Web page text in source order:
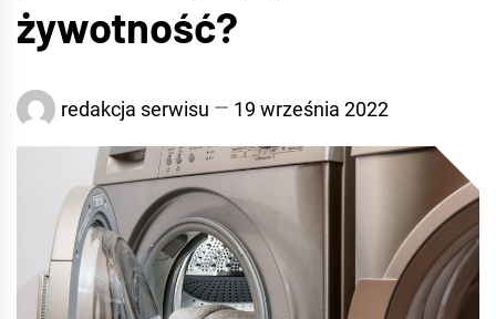
żywotność?
redakcja serwisu 19 września 2022